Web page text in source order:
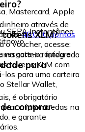
Mastercard, Apple
SEPA Instantânea
através de
de40.000 pontos
o voucher, acesse:
resgate-o rápida e
XLM?
carteira integrada
tokens XLM com
los para uma carteira
Stellar Wallet,
para
é obrigatório
criptomoedas na
e garante
comprar